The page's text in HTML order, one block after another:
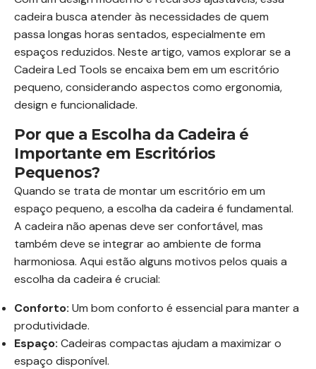
cadeira busca atender às necessidades de quem
passa longas horas sentados, especialmente em
espaços reduzidos. Neste artigo, vamos explorar se a
Cadeira Led Tools se encaixa bem em um escritório
pequeno, considerando aspectos como ergonomia,
design e funcionalidade.
Por que a Escolha da Cadeira é
Importante em Escritórios
Pequenos?
Quando se trata de montar um escritório em um
espaço pequeno, a escolha da cadeira é fundamental.
A cadeira não apenas deve ser confortável, mas
também deve se integrar ao ambiente de forma
harmoniosa. Aqui estão alguns motivos pelos quais a
escolha da cadeira é crucial:
Conforto: Um bom conforto é essencial para manter a
produtividade.
Espaço: Cadeiras compactas ajudam a maximizar o
espaço disponível.